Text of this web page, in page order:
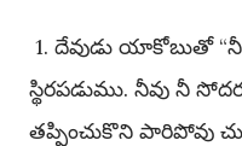
1. దేవుడు యాకోబుతో “నీవు లేచి, బేతేలునకు వెళ్ళి అచట
స్థిరపడుము. నీవు నీ
తప్పించుకొని పారిపోవు